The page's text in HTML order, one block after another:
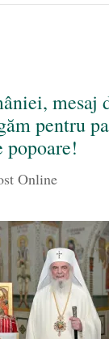
mesaj
pentru
popoare!
Online